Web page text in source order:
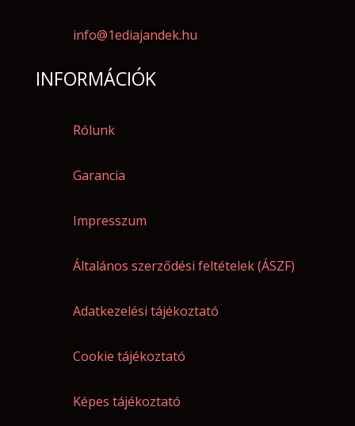
info@1ediajandek.hu
INFORMÁCIÓK
Rólunk
Garancia
Impresszum
Általános szerződési feltételek (ÁSZF)
Adatkezelési tájékoztató
Cookie tájékoztató
Képes tájékoztató